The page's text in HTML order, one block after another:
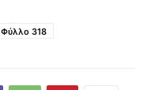
Φύλλο 318